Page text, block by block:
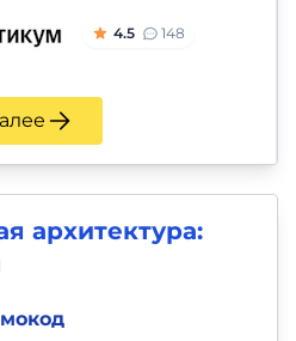
4.5 148
архитектура: